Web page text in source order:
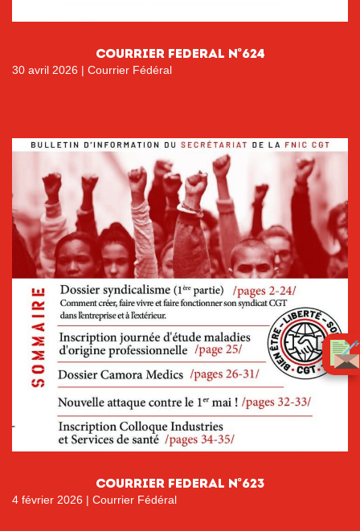
COURRIER FEDERAL N°624
30 avril 2026 | Courrier Fédéral
COURRIER FEDERAL N°623
4 février 2026 | Courrier Fédéral